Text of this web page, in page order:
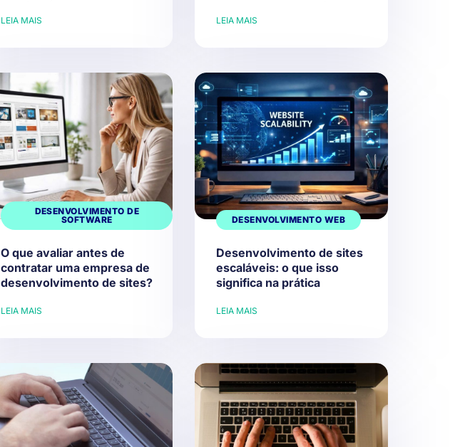
LEIA MAIS LEIA MAIS
DESENVOLVIMENTO DE
SOFTWARE
O que avaliar antes de
contratar uma empresa de
desenvolvimento de sites?
LEIA MAIS
DESENVOLVIMENTO WEB
Desenvolvimento de sites
escaláveis: o que isso
significa na prática
LEIA MAIS